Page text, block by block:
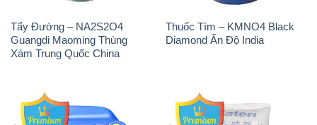
Tẩy Đường – NA2S2O4
Guangdi Maoming Thùng
Xám Trung Quốc China
Thuốc Tím – KMNO4 Black
Diamond Ấn Độ India